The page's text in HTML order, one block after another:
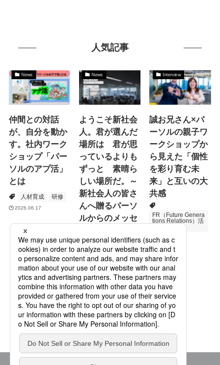
人気記事
News
仲間との対話
が、自分を動か
す。社内ワーク
ショップ「パー
ソルのアプ活」
とは
人材育成 研修
2026.06.17
News
ようこそ新社会
人。君が選んだ
場所は 君が思
っているよりも
ずっと 素晴ら
しい場所だ。～
新社会人の皆さ
んへ贈るパーソ
ルからのメッセ
Specialized Servic
es
プロモーション
Interview
誠お兄さん×パ
ーソルの親子ワ
ークショップか
ら見えた「個性
を彩り育む未
来」と互いの大
共感
FR（Future Genera
tions Relations）活
次世代育成
2026.06.16